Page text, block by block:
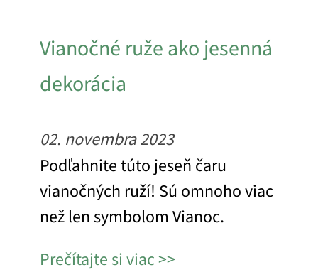
Vianočné ruže ako jesenná
dekorácia
02. novembra 2023
Podľahnite túto jeseň čaru
vianočných ruží! Sú omnoho viac
než len symbolom Vianoc.
Prečítajte si viac